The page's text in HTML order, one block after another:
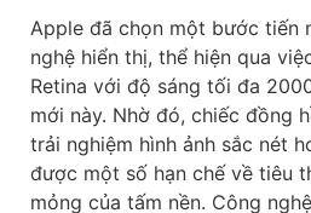
Apple đã chọn một bước tiến
nghệ hiển thị, thể hiện qua
Retina với độ sáng tối đa
mới này. Nhờ đó, chiếc đồng
trải nghiệm hình ảnh sắc nét
được một số hạn chế về tiêu
mỏng của tấm nền. Công